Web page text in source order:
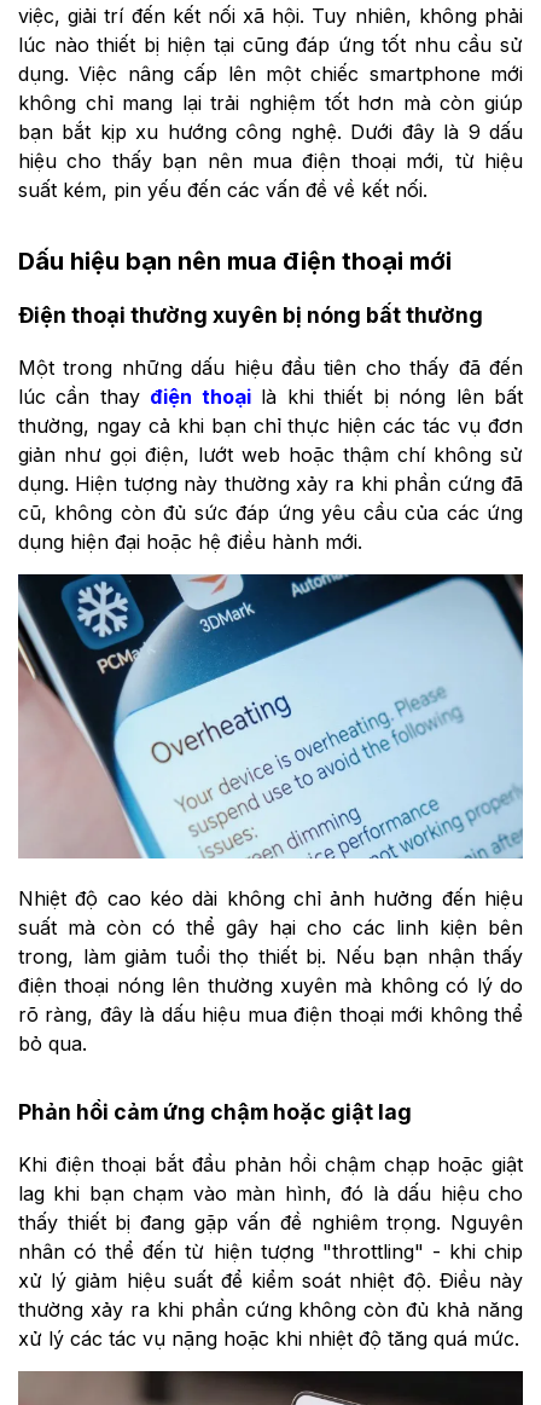
việc, giải trí đến kết nối xã hội. Tuy nhiên, không phải
lúc nào thiết bị hiện tại cũng đáp ứng tốt nhu cầu sử
dụng. Việc nâng cấp lên một chiếc smartphone mới
không chỉ mang lại trải nghiệm tốt hơn mà còn giúp
bạn bắt kịp xu hướng công nghệ. Dưới đây là 9 dấu
hiệu cho thấy bạn nên mua điện thoại mới, từ hiệu
suất kém, pin yếu đến các vấn đề về kết nối.
Dấu hiệu bạn nên mua điện thoại mới
Điện thoại thường xuyên bị nóng bất thường
Một trong những dấu hiệu đầu tiên cho thấy đã đến
lúc cần thay điện thoạilà khi thiết bị nóng lên bất
thường, ngay cả khi bạn chỉ thực hiện các tác vụ đơn
giản như gọi điện, lướt web hoặc thậm chí không sử
dụng. Hiện tượng này thường xảy ra khi phần cứng đã
cũ, không còn đủ sức đáp ứng yêu cầu của các ứng
dụng hiện đại hoặc hệ điều hành mới.
Nhiệt độ cao kéo dài không chỉ ảnh hưởng đến hiệu
suất mà còn có thể gây hại cho các linh kiện bên
trong, làm giảm tuổi thọ thiết bị. Nếu bạn nhận thấy
điện thoại nóng lên thường xuyên mà không có lý do
rõ ràng, đây là dấu hiệu mua điện thoại mới không thể
bỏ qua.
Phản hồi cảm ứng chậm hoặc giật lag
Khi điện thoại bắt đầu phản hồi chậm chạp hoặc giật
lag khi bạn chạm vào màn hình, đó là dấu hiệu cho
thấy thiết bị đang gặp vấn đề nghiêm trọng. Nguyên
nhân có thể đến từ hiện tượng "throttling" - khi chip
xử lý giảm hiệu suất để kiểm soát nhiệt độ. Điều này
thường xảy ra khi phần cứng không còn đủ khả năng
xử lý các tác vụ nặng hoặc khi nhiệt độ tăng quá mức.